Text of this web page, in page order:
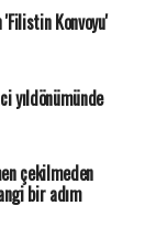
Konvoyu'
yıldönümünde
çekilmeden
bir adım